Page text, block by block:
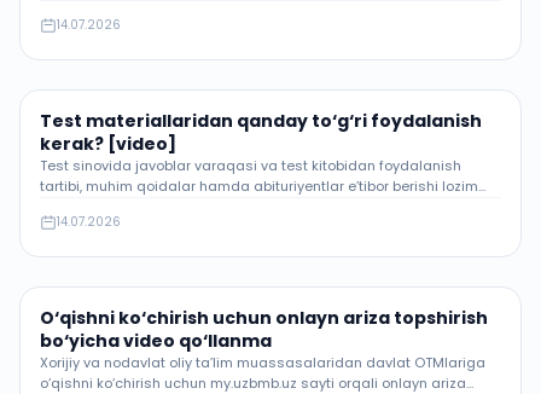
14.07.2026
Test materiallaridan qanday to‘g‘ri foydalanish
kerak? [video]
Test sinovida javoblar varaqasi va test kitobidan foydalanish
tartibi, muhim qoidalar hamda abituriyentlar e’tibor berishi lozim
14.07.2026
O‘qishni ko‘chirish uchun onlayn ariza topshirish
bo‘yicha video qo‘llanma
Xorijiy va nodavlat oliy ta’lim muassasalaridan davlat OTMlariga
o‘qishni ko‘chirish uchun my.uzbmb.uz sayti orqali onlayn ariza